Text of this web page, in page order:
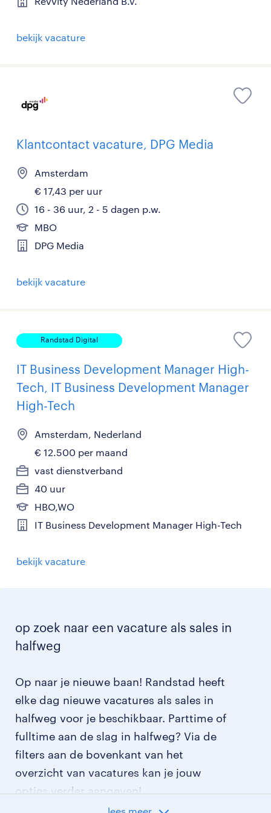
bekijk vacature
Klantcontact vacature, DPG Media
Amsterdam
€ 17,43 per uur
16 - 36 uur, 2 - 5 dagen p.w.
MBO
DPG Media
bekijk vacature
Randstad Digital
IT Business Development Manager High-
Tech, IT Business Development Manager
High-Tech
Amsterdam, Nederland
€ 12.500 per maand
vast dienstverband
40 uur
HBO,WO
IT Business Development Manager High-Tech
bekijk vacature
op zoek naar een vacature als sales in
halfweg
Op naar je nieuwe baan! Randstad heeft
elke dag nieuwe vacatures als sales in
halfweg voor je beschikbaar. Parttime of
fulltime aan de slag in halfweg? Via de
filters aan de bovenkant van het
overzicht van vacatures kan je jouw
opties verder aangeven!